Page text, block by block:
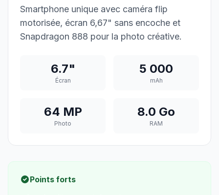
Smartphone unique avec caméra flip
motorisée, écran 6,67" sans encoche et
Snapdragon 888 pour la photo créative.
6.7"
Écran
5 000
mAh
64 MP
Photo
8.0 Go
RAM
Points forts